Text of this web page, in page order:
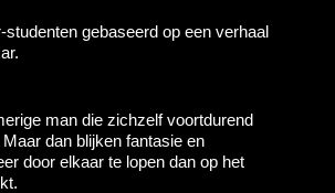
studenten gebaseerd op een verhaal
man die zichzelf voortdurend
dan blijken fantasie en
door elkaar te lopen dan op het